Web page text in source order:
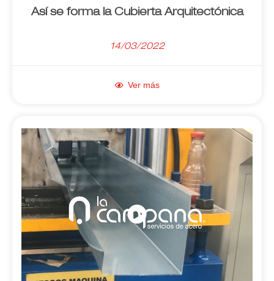
Así se forma la Cubierta Arquitectónica
14/03/2022
Ver más